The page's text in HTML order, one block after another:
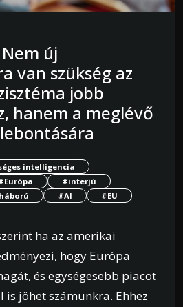
új
van szükség az
jobb
hanem a meglévő
intelligencia
#interjú
#AI
#EU
ha az amerikai
hogy Európa
és egységesebb piacot
is jöhet számunkra. Ehhez